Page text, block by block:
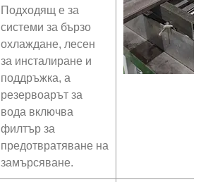
Подходящ е за
системи за бързо
охлаждане, лесен
за инсталиране и
поддръжка, а
резервоарът за
вода включва
филтър за
предотвратяване на
замърсяване.